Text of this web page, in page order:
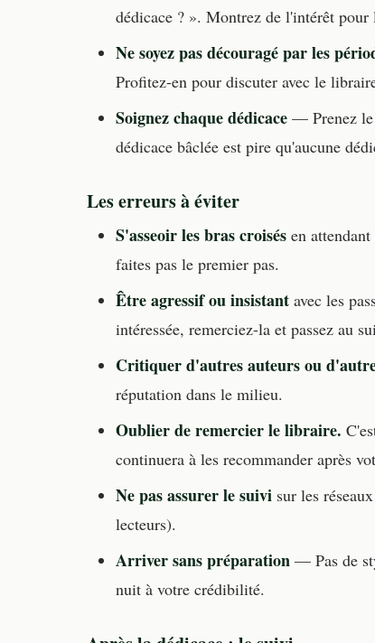
dédicace ? ». Montrez de l'intérêt pour
Ne soyez pas découragé par les
Profitez-en pour discuter avec le
Soignez chaque dédicace — Prenez le
dédicace bâclée est pire qu'aucune
Les erreurs à éviter
S'asseoir les bras croisés en
faites pas le premier pas.
Être agressif ou insistant avec les
intéressée, remerciez-la et passez au
Critiquer d'autres auteurs ou
réputation dans le milieu.
Oublier de remercier le libraire.
continuera à les recommander après
Ne pas assurer le suivi sur les
lecteurs).
Arriver sans préparation — Pas de
nuit à votre crédibilité.